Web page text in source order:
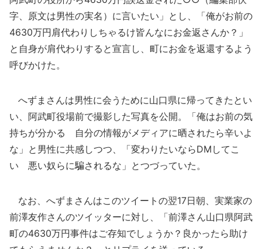
字、原文は男性の実名）に言いたい」とし、「俺がお前の
4630万円肩代わりしちゃるけ皆んなにお金返さんか？」
と自身が肩代わりすると宣言し、町にお金を返還するよう
呼びかけた。
へずまさんは男性に会うために山口県に帰ってきたとい
い、阿武町役場前で撮影した写真を公開。「俺はお前の気
持ちが分かる 自分の情報がメディアに晒されたら辛いよ
な」と男性に共感しつつ、「変わりたいならDMしてこ
い 悪い奴らに騙されるな」とつづっていた。
なお、へずまさんはこのツイートの翌17日朝、実業家の
前澤友作さんのツイッターに対し、「前澤さん山口県阿武
町の4630万円事件はご存知でしょうか？良かったら助け